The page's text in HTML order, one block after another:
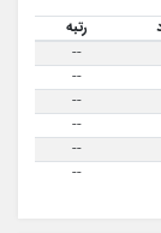
رتبه
--
--
--
--
--
--